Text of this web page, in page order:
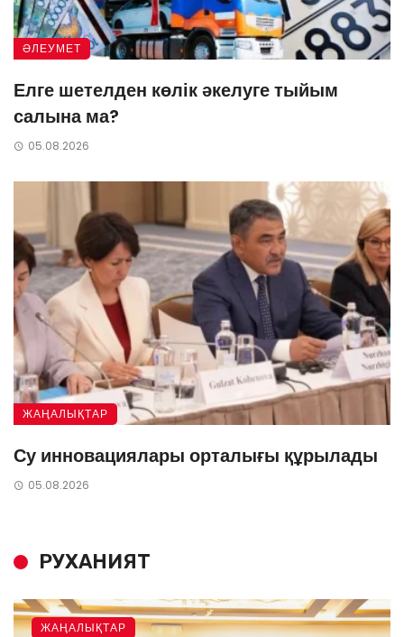
ӘЛЕУМЕТ
Елге шетелден көлік әкелуге тыйым
салына ма?
05.08.2026
ЖАҢАЛЫҚТАР
Су инновациялары орталығы құрылады
05.08.2026
РУХАНИЯТ
ЖАҢАЛЫҚТАР